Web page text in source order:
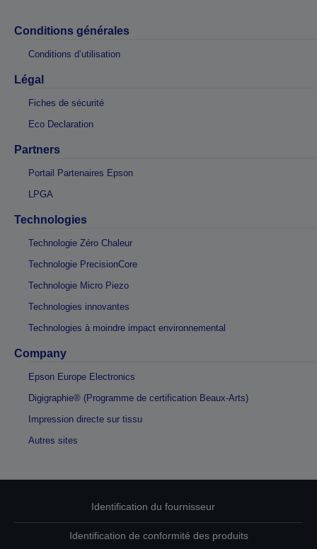
Conditions générales
Conditions d’utilisation
Légal
Fiches de sécurité
Eco Declaration
Partners
Portail Partenaires Epson
LPGA
Technologies
Technologie Zéro Chaleur
Technologie PrecisionCore
Technologie Micro Piezo
Technologies innovantes
Technologies à moindre impact environnemental
Company
Epson Europe Electronics
Digigraphie® (Programme de certification Beaux-Arts)
Impression directe sur tissu
Autres sites
Identification du fournisseur
Identification de conformité des produits